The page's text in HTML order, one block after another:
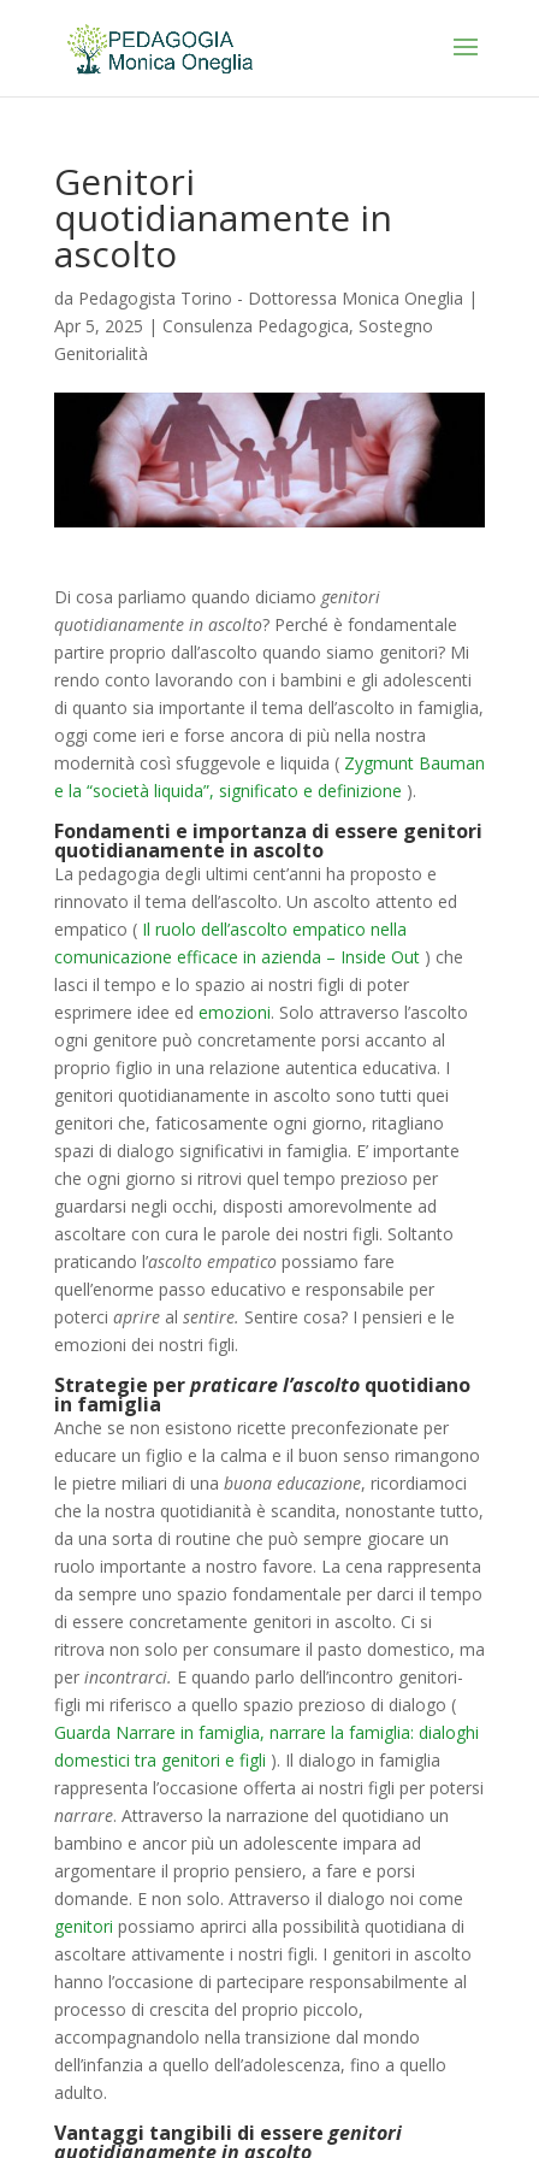
Genitori
quotidianamente in
ascolto
da Pedagogista Torino - Dottoressa Monica Oneglia |
Apr 5, 2025 | Consulenza Pedagogica, Sostegno
Genitorialità
Di cosa parliamo quando diciamo genitori
quotidianamente in ascolto? Perché è fondamentale
partire proprio dall’ascolto quando siamo genitori? Mi
rendo conto lavorando con i bambini e gli adolescenti
di quanto sia importante il tema dell’ascolto in famiglia,
oggi come ieri e forse ancora di più nella nostra
modernità così sfuggevole e liquida ( Zygmunt Bauman
e la “società liquida”, significato e definizione ).
Fondamenti e importanza di essere genitori
quotidianamente in ascolto
La pedagogia degli ultimi cent’anni ha proposto e
rinnovato il tema dell’ascolto. Un ascolto attento ed
empatico ( Il ruolo dell’ascolto empatico nella
comunicazione efficace in azienda – Inside Out) che
lasci il tempo e lo spazio ai nostri figli di poter
esprimere idee ed emozioni. Solo attraverso l’ascolto
ogni genitore può concretamente porsi accanto al
proprio figlio in una relazione autentica educativa. I
genitori quotidianamente in ascolto sono tutti quei
genitori che, faticosamente ogni giorno, ritagliano
spazi di dialogo significativi in famiglia. E’ importante
che ogni giorno si ritrovi quel tempo prezioso per
guardarsi negli occhi, disposti amorevolmente ad
ascoltare con cura le parole dei nostri figli. Soltanto
praticando l’ascolto empatico possiamo fare
quell’enorme passo educativo e responsabile per
poterci aprire al sentire. Sentire cosa? I pensieri e le
emozioni dei nostri figli.
Strategie perpraticare l’ascoltoquotidiano
in famiglia
Anche se non esistono ricette preconfezionate per
educare un figlio e la calma e il buon senso rimangono
le pietre miliari di una buona educazione, ricordiamoci
che la nostra quotidianità è scandita, nonostante tutto,
da una sorta di routine che può sempre giocare un
ruolo importante a nostro favore. La cena rappresenta
da sempre uno spazio fondamentale per darci il tempo
di essere concretamente genitori in ascolto. Ci si
ritrova non solo per consumare il pasto domestico, ma
per incontrarci. E quando parlo dell’incontro genitori-
figli mi riferisco a quello spazio prezioso di dialogo (
Guarda Narrare in famiglia, narrare la famiglia: dialoghi
domestici tra genitori e figli ). Il dialogo in famiglia
rappresenta l’occasione offerta ai nostri figli per potersi
narrare. Attraverso la narrazione del quotidiano un
bambino e ancor più un adolescente impara ad
argomentare il proprio pensiero, a fare e porsi
domande. E non solo. Attraverso il dialogo noi come
genitori possiamo aprirci alla possibilità quotidiana di
ascoltare attivamente i nostri figli. I genitori in ascolto
hanno l’occasione di partecipare responsabilmente al
processo di crescita del proprio piccolo,
accompagnandolo nella transizione dal mondo
dell’infanzia a quello dell’adolescenza, fino a quello
adulto.
Vantaggi tangibili di essere genitori
quotidianamente in ascolto